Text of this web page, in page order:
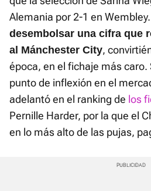
Alemania por 2-1 en
desembolsar una cifra que
al Mánchester City,
época, en el fichaje más caro.
punto de inflexión en el
adelantó en el ranking de los
Pernille Harder, por la que el
en lo más alto de las pujas,